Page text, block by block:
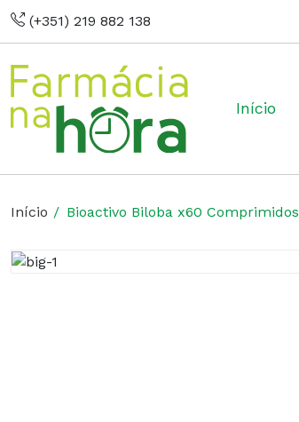
(+351) 219 882 138
Início
Início Bioactivo Biloba x60 Comprimidos